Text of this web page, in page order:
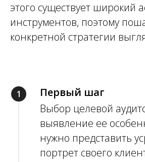
этого существует широкий
инструментов, поэтому
конкретной стратегии
Первый шаг
Выбор целевой
выявление ее
нужно представить
портрет своего
Нужны клиенты?
Оставьте заявку и